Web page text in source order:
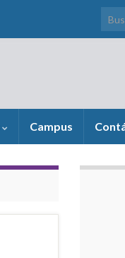
Campus